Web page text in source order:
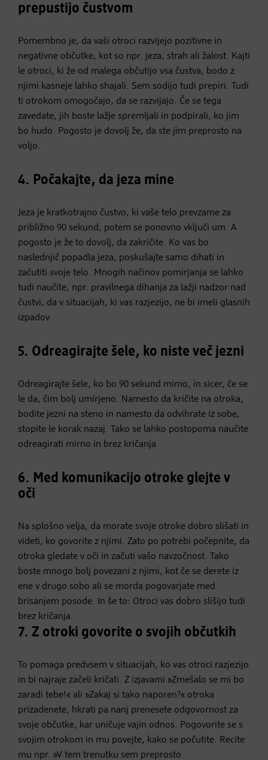
prepustijo čustvom
Pomembno je, da vaši otroci razvijejo pozitivne in
negativne občutke, kot so npr. jeza, strah ali žalost. Kajti
le otroci, ki že od malega občutijo vsa čustva, bodo z
njimi kasneje lahko shajali. Sem sodijo tudi prepiri. Tudi
ti otrokom omogočajo, da se razvijajo. Če se tega
zavedate, jih boste lažje spremljali in podpirali, ko jim
bo hudo. Pogosto je dovolj že, da ste jim preprosto na
voljo.
4. Počakajte, da jeza mine
Jeza je kratkotrajno čustvo, ki vaše telo prevzame za
približno 90 sekund, potem se ponovno vključi um. A
pogosto je že to dovolj, da zakričite. Ko vas bo
naslednjič popadla jeza, poskušajte samo dihati in
začutiti svoje telo. Mnogih načinov pomirjanja se lahko
tudi naučite, npr. pravilnega dihanja za lažji nadzor nad
čustvi, da v situacijah, ki vas razjezijo, ne bi imeli glasnih
izpadov.
5. Odreagirajte šele, ko niste več jezni
Odreagirajte šele, ko bo 90 sekund mimo, in sicer, če se
le da, čim bolj umirjeno. Namesto da kričite na otroka,
bodite jezni na steno in namesto da odvihrate iz sobe,
stopite le korak nazaj. Tako se lahko postopoma naučite
odreagirati mirno in brez kričanja.
6. Med komunikacijo otroke glejte v
oči
Na splošno velja, da morate svoje otroke dobro slišati in
videti, ko govorite z njimi. Zato po potrebi počepnite, da
otroka gledate v oči in začuti vašo navzočnost. Tako
boste mnogo bolj povezani z njimi, kot če se derete iz
ene v drugo sobo ali se morda pogovarjate med
brisanjem posode. In še to: Otroci vas dobro slišijo tudi
brez kričanja.
7. Z otroki govorite o svojih občutkih
To pomaga predvsem v situacijah, ko vas otroci razjezijo
in bi najraje začeli kričati. Z izjavami »Zmešalo se mi bo
zaradi tebe!« ali »Zakaj si tako naporen?« otroka
prizadenete, hkrati pa nanj prenesete odgovornost za
svoje občutke, kar uničuje vajin odnos. Pogovorite se s
svojim otrokom in mu povejte, kako se počutite. Recite
mu npr. »V tem trenutku sem preprosto